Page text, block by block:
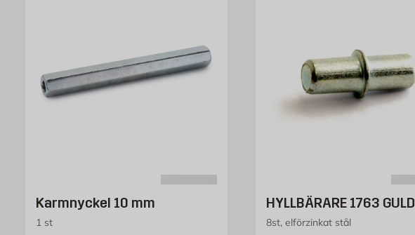
Karmnyckel 10 mm
1 st
HYLLBÄRARE 1763 GULD
8st, elförzinkat stål